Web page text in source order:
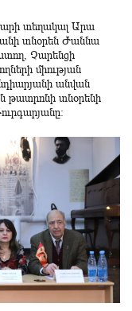
տեղակալ Արա
տնօրեն Ժաննա
Չարենցի
միության
անվան
թատրոնի տնօրենի